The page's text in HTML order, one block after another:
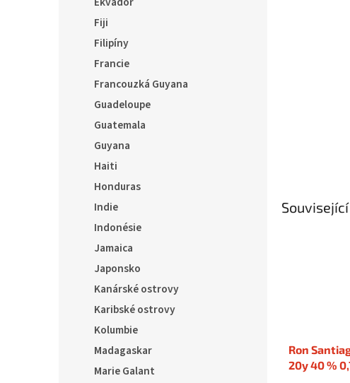
Fiji
Filipíny
Francie
Francouzká Guyana
Guadeloupe
Guatemala
Guyana
Haiti
Honduras
Indie
Indonésie
Jamaica
Japonsko
Kanárské ostrovy
Karibské ostrovy
Kolumbie
Madagaskar
Marie Galant
Ron
20y 40 %